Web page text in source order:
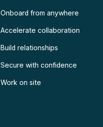
Onboard from anywhere
Accelerate collaboration
Build relationships
Secure with confidence
Work on site